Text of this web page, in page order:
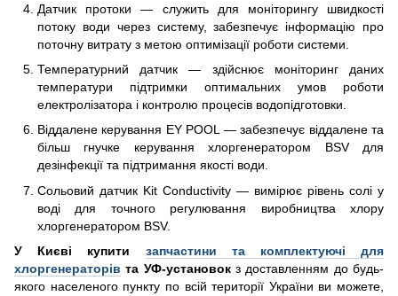
Датчик протоки — служить для моніторингу швидкості
потоку води через систему, забезпечує інформацію про
поточну витрату з метою оптимізації роботи системи.
Температурний датчик — здійснює моніторинг даних
температури підтримки оптимальних умов роботи
електролізатора і контролю процесів водопідготовки.
Віддалене керування EY POOL — забезпечує віддалене та
більш гнучке керування хлоргенератором BSV для
дезінфекції та підтримання якості води.
Сольовий датчик Kit Conductivity — вимірює рівень солі у
воді для точного регулювання виробництва хлору
хлоргенератором BSV.
У Києві купити запчастини та комплектуючі для
хлоргенераторів та УФ-установокз доставленням до будь-
якого населеного пункту по всій території України ви можете,